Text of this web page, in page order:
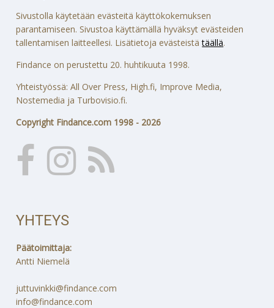
Sivustolla käytetään evästeitä käyttökokemuksen
parantamiseen. Sivustoa käyttämällä hyväksyt evästeiden
tallentamisen laitteellesi. Lisätietoja evästeistätäällä.
Findance on perustettu 20. huhtikuuta 1998.
Yhteistyössä: All Over Press, High.fi, Improve Media,
Nostemedia ja Turbovisio.fi.
Copyright Findance.com 1998 - 2026
YHTEYS
Päätoimittaja:
Antti Niemelä
juttuvinkki@findance.com
info@findance.com